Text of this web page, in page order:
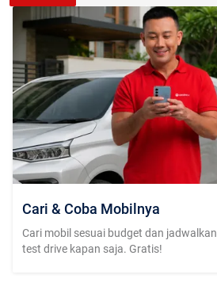
Cari & Coba Mobilnya
Cari mobil sesuai budget dan jadwalkan
test drive kapan saja. Gratis!